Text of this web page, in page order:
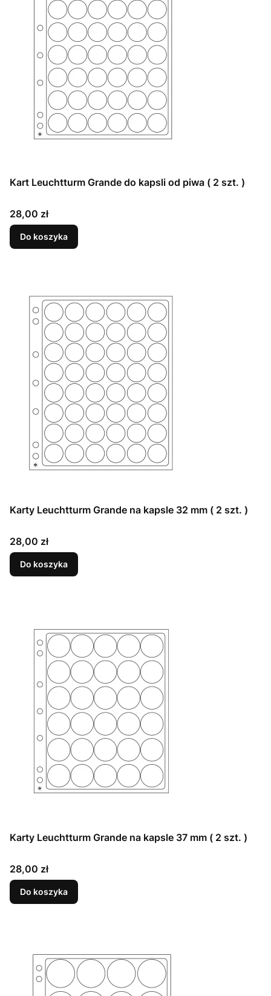
Kart Leuchtturm Grande do kapsli od piwa ( 2 szt. )
Cena
28,00 zł
Do koszyka
Karty Leuchtturm Grande na kapsle 32 mm ( 2 szt. )
Cena
28,00 zł
Do koszyka
Karty Leuchtturm Grande na kapsle 37 mm ( 2 szt. )
Cena
28,00 zł
Do koszyka